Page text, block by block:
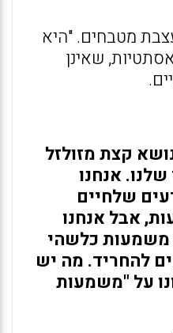
מטבחים. "היא
שאינן
קצת מזולזל
אנחנו
שלחיים
אבל אנחנו
משמעות כלשהי
להחריד. מה יש
על "משמעות